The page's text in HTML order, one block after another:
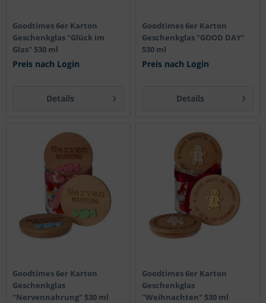
Goodtimes 6er Karton
Geschenkglas "Glück im
Glas" 530 ml
Preis nach Login
Details
Goodtimes 6er Karton
Geschenkglas "GOOD DAY"
530 ml
Preis nach Login
Details
Goodtimes 6er Karton
Geschenkglas
"Nervennahrung" 530 ml
Goodtimes 6er Karton
Geschenkglas
"Weihnachten" 530 ml